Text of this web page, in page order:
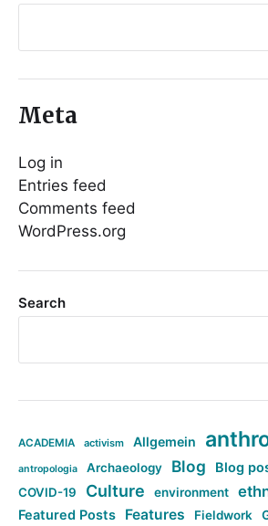
Meta
Log in
Entries feed
Comments feed
WordPress.org
Search
ACADEMIA activism Allgemein
antropologia Archaeology Blog Blog
COVID-19 Culture environment
Featured Posts Features Fieldwork